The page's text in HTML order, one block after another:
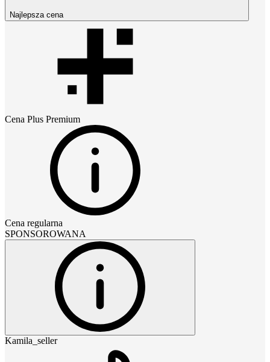
Najlepsza cena
Cena Plus Premium
Cena regularna
SPONSOROWANA
Kamila_seller